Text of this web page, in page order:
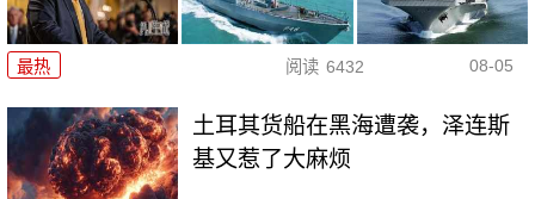
最热 阅读 6432 08-05
土耳其货船在黑海遭袭，泽连斯
基又惹了大麻烦